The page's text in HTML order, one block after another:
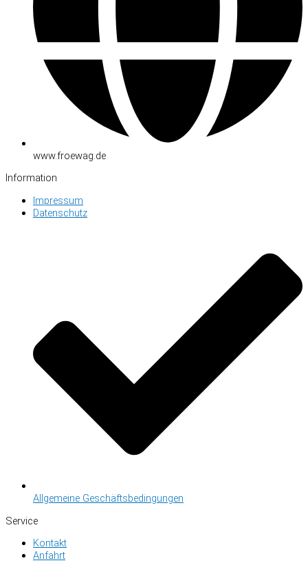
www.froewag.de
Information
Impressum
Datenschutz
Allgemeine Geschäftsbedingungen
Service
Kontakt
Anfahrt